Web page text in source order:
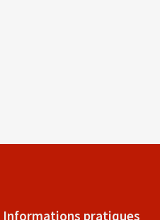
Informations pratiques